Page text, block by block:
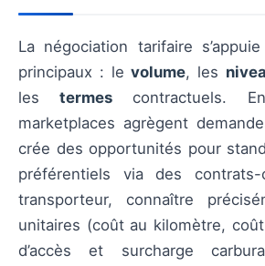
La négociation tarifaire
principaux : levolume, les
lestermes contractuels.
marketplaces agrègent
crée des opportunités pour
préférentiels via des
transporteur, connaître
unitaires (coût au kilomètre,
d’accès et surcharge